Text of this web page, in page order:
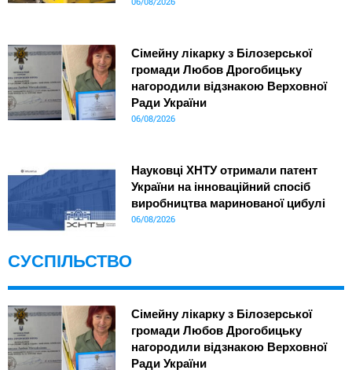
Сімейну лікарку з Білозерської
громади Любов Дрогобицьку
нагородили відзнакою Верховної
Ради України
06/08/2026
Науковці ХНТУ отримали патент
України на інноваційний спосіб
виробництва маринованої цибулі
06/08/2026
СУСПІЛЬСТВО
Сімейну лікарку з Білозерської
громади Любов Дрогобицьку
нагородили відзнакою Верховної
Ради України